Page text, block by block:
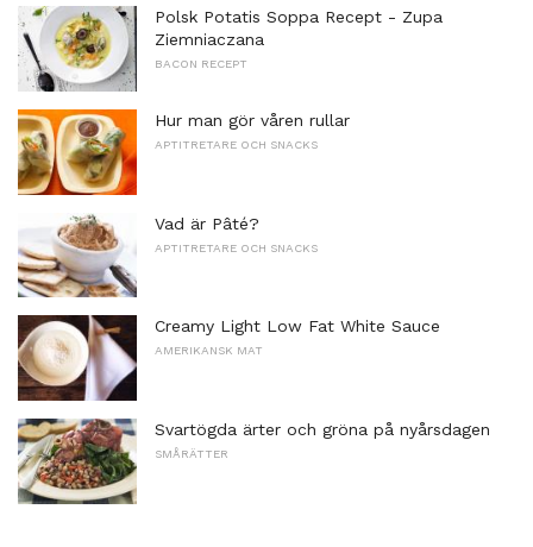
Polsk Potatis Soppa Recept - Zupa
Ziemniaczana
BACON RECEPT
Hur man gör våren rullar
APTITRETARE OCH SNACKS
Vad är Pâté?
APTITRETARE OCH SNACKS
Creamy Light Low Fat White Sauce
AMERIKANSK MAT
Svartögda ärter och gröna på nyårsdagen
SMÅRÄTTER